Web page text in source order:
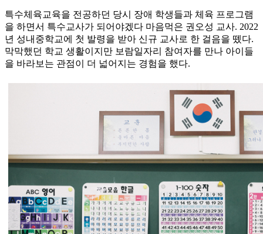
특수체육교육을 전공하던 당시 장애 학생들과 체육 프로그램
을 하면서 특수교사가 되어야겠다 마음먹은 권오성 교사. 2022
년 성내중학교에 첫 발령을 받아 신규 교사로 한 걸음을 뗐다.
막막했던 학교 생활이지만 보람일자리 참여자를 만나 아이들
을 바라보는 관점이 더 넓어지는 경험을 했다.